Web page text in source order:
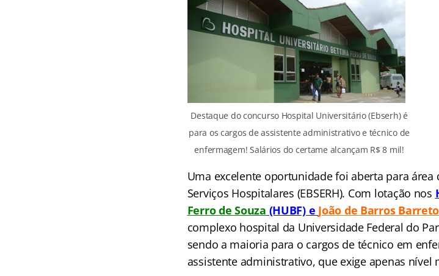
Destaque do concurso Hospital Universitário (Ebserh) é
para os cargos de assistente administrativo e técnico de
enfermagem! Salários do certame alcançam R$ 8 mil!
Uma excelente oportunidade foi aberta para área
Serviços Hospitalares (EBSERH). Com lotação nos
Ferro de Souza (HUBF) e João de Barros
complexo hospital da Universidade Federal do
sendo a maioria para o cargos de técnico em
assistente administrativo, que exige apenas nível